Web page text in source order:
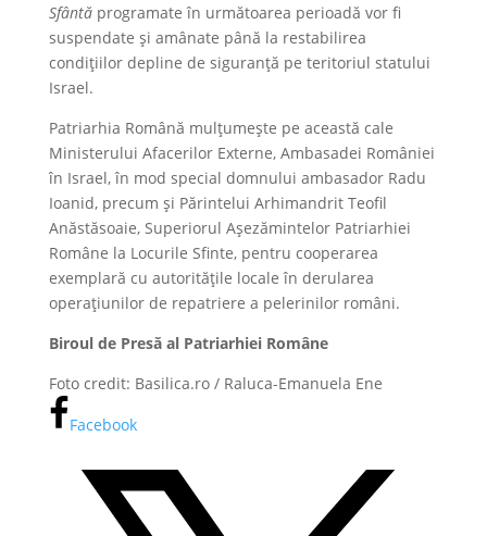
Sfântăprogramate în următoarea perioadă vor fi
suspendate și amânate până la restabilirea
condițiilor depline de siguranță pe teritoriul statului
Israel.
Patriarhia Română mulțumește pe această cale
Ministerului Afacerilor Externe, Ambasadei României
în Israel, în mod special domnului ambasador Radu
Ioanid, precum și Părintelui Arhimandrit Teofil
Anăstăsoaie, Superiorul Aşezămintelor Patriarhiei
Române la Locurile Sfinte, pentru cooperarea
exemplară cu autoritățile locale în derularea
operațiunilor de repatriere a pelerinilor români.
Biroul de Presă al Patriarhiei Române
Foto credit: Basilica.ro / Raluca-Emanuela Ene
Facebook